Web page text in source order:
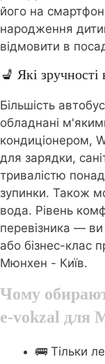
його на
народження
відмовити в
💺 Які
Більшість
обладнані
кондиціонером,
для зарядки,
тривалістю
зупинки. Також
вода. Рівень
перевізника —
або бізнес-клас
Мюнхен - Київ.
Чому
e-vokzal для
🚌 Тільки